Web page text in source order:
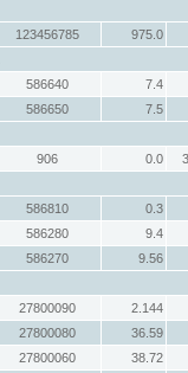
123456785
975.0
586640
7.4
586650
7.5
906 0.0
586810
0.3
586280
9.4
586270
9.56
27800090
2.144
27800080
36.59
27800060
38.72